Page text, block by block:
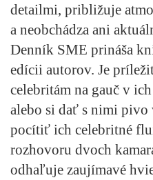
detailmi, približuje
a neobchádza ani
Denník SME prináša
edícii autorov. Je
celebritám na gauč v
alebo si dať s nimi pivo
pocítiť ich celebritné
rozhovoru dvoch
odhaľuje zaujímavé